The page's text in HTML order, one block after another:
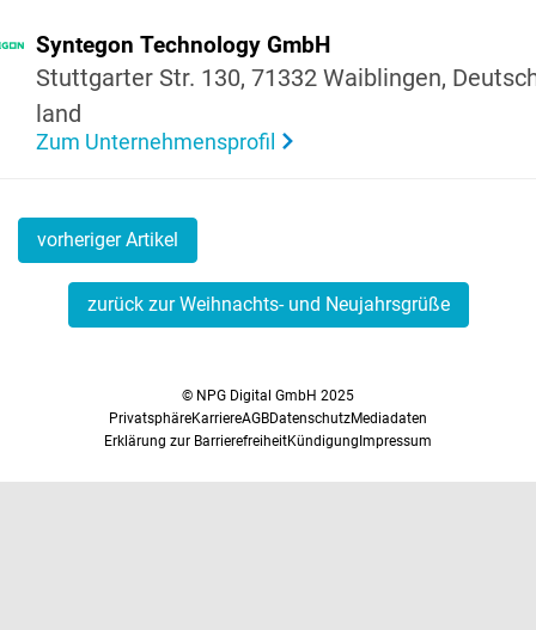
Syntegon Tech­no­logy GmbH
Stutt­garter Str. 130, 71332 Waib­lingen,
land
Zum Unternehmensprofil
vorheriger Artikel
zurück zur Weihnachts- und Neujahrsgrüße
© NPG Digital GmbH 2025
PrivatsphäreKarriereAGBDatenschutzMediadaten
Erklärung zur BarrierefreiheitKündigung Impressum